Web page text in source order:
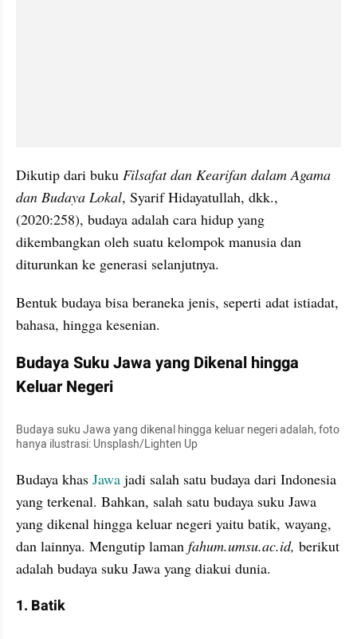
Dikutip dari buku Filsafat dan Kearifan dalam Agama
dan Budaya Lokal, Syarif Hidayatullah, dkk.,
(2020:258), budaya adalah cara hidup yang
dikembangkan oleh suatu kelompok manusia dan
diturunkan ke generasi selanjutnya.
Bentuk budaya bisa beraneka jenis, seperti adat istiadat,
bahasa, hingga kesenian.
Budaya Suku Jawa yang Dikenal hingga
Keluar Negeri
Budaya suku Jawa yang dikenal hingga keluar negeri adalah, foto
hanya ilustrasi: Unsplash/Lighten Up
Budaya khas Jawa jadi salah satu budaya dari Indonesia
yang terkenal. Bahkan, salah satu budaya suku Jawa
yang dikenal hingga keluar negeri yaitu batik, wayang,
dan lainnya. Mengutip laman fahum.umsu.ac.id, berikut
adalah budaya suku Jawa yang diakui dunia.
1. Batik